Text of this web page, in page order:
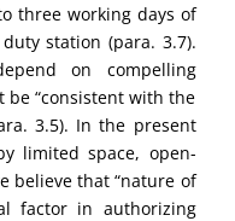
three working days of
station (para. 3.7).
on compelling
be “consistent with the
3.5). In the present
limited space, open-
believe that “nature of
factor in authorizing